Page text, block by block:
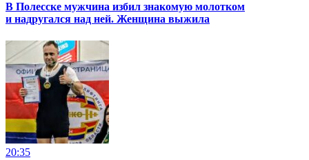
В Полесске мужчина избил знакомую молотком
и надругался над ней. Женщина выжила
20:35